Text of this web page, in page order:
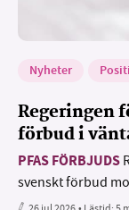
Nyheter
Regeringen
förbud i
PFAS FÖRBJUDS
svenskt förbud